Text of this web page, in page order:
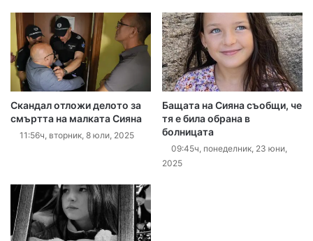
Скандал отложи делото за
смъртта на малката Сияна
11:56ч, вторник, 8 юли, 2025
Бащата на Сияна съобщи, че
тя е била обрана в
болницата
09:45ч, понеделник, 23 юни,
2025